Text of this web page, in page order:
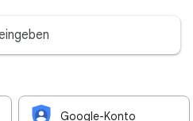
Google-Konto